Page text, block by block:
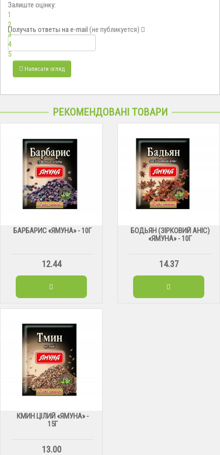
Залиште оцінку:
1
2
3
4
5
Получать ответы на e-mail (не публикуется)
Написати огляд
РЕКОМЕНДОВАНІ ТОВАРИ
БАРБАРИС «ЯМУНА» - 10Г
12.44
БОДЬЯН (ЗІРКОВИЙ АНІС)
«ЯМУНА» - 10Г
14.37
КМИН ЦІЛИЙ «ЯМУНА» -
15Г
13.00